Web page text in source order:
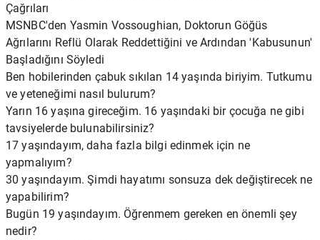
Çağrıları
MSNBC'den Yasmin Vossoughian, Doktorun Göğüs
Ağrılarını Reflü Olarak Reddettiğini ve Ardından 'Kabusunun'
Başladığını Söyledi
Ben hobilerinden çabuk sıkılan 14 yaşında biriyim. Tutkumu
ve yeteneğimi nasıl bulurum?
Yarın 16 yaşına gireceğim. 16 yaşındaki bir çocuğa ne gibi
tavsiyelerde bulunabilirsiniz?
17 yaşındayım, daha fazla bilgi edinmek için ne
yapmalıyım?
30 yaşındayım. Şimdi hayatımı sonsuza dek değiştirecek ne
yapabilirim?
Bugün 19 yaşındayım. Öğrenmem gereken en önemli şey
nedir?